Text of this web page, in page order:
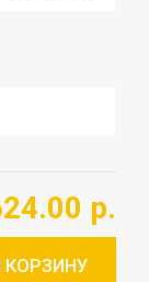
р.
КОРЗИНУ